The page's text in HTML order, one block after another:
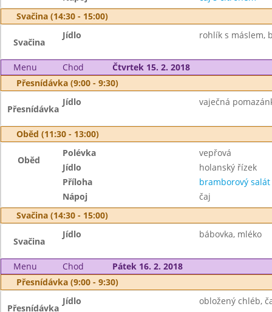
Svačina (14:30 - 15:00)
Svačina
Jídlo rohlík s máslem,
Menu Chod
Čtvrtek 15. 2. 2018
Přesnídávka (9:00 - 9:30)
Přesnídávka
Jídlo vaječná
Oběd (11:30 - 13:00)
Oběd
Polévka
vepřová
Jídlo
holanský řízek
Příloha
bramborový salát
Nápoj
čaj
Svačina (14:30 - 15:00)
Svačina
Jídlo bábovka, mléko
Menu Chod
Pátek 16. 2. 2018
Přesnídávka (9:00 - 9:30)
Přesnídávka
Jídlo obložený chléb,